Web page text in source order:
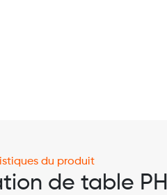
du produit
de table